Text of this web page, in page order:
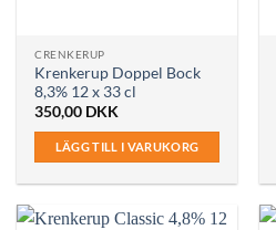
CRENKERUP
Krenkerup Doppel Bock
8,3% 12 x 33 cl
350,00 DKK
LÄGG TILL I VARUKORG